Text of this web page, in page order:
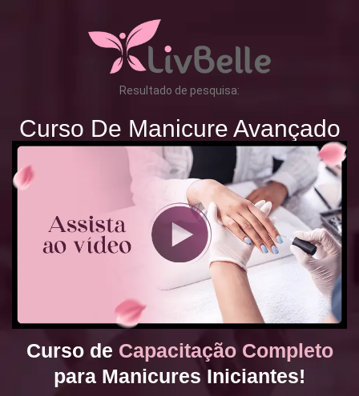
Resultado de pesquisa:
Curso De Manicure Avançado
Curso de Capacitação Completo
para Manicures Iniciantes!